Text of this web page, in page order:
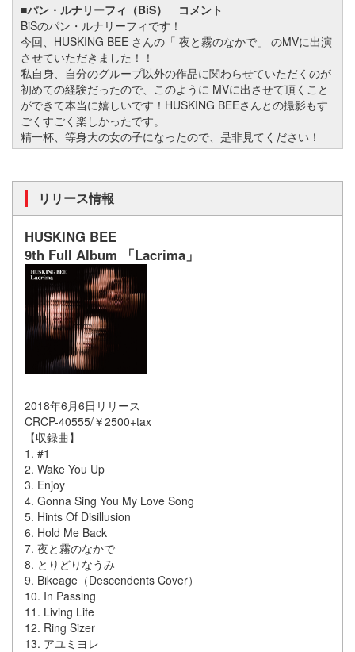
■パン・ルナリーフィ（BiS） コメント
BiSのパン・ルナリーフィです！
今回、HUSKING BEE さんの「 夜と霧のなかで」 のMVに出演
させていただきました！！
私自身、自分のグループ以外の作品に関わらせていただくのが
初めての経験だったので、このように MVに出させて頂くこと
ができて本当に嬉しいです！HUSKING BEEさんとの撮影もす
ごくすごく楽しかったです。
精一杯、等身大の女の子になったので、是非見てください！
リリース情報
HUSKING BEE
9th Full Album 「Lacrima」
2018年6月6日リリース
CRCP-40555/￥2500+tax
【収録曲】
1. #1
2. Wake You Up
3. Enjoy
4. Gonna Sing You My Love Song
5. Hints Of Disillusion
6. Hold Me Back
7. 夜と霧のなかで
8. とりどりなうみ
9. Bikeage（Descendents Cover）
10. In Passing
11. Living Life
12. Ring Sizer
13. アユミヨレ